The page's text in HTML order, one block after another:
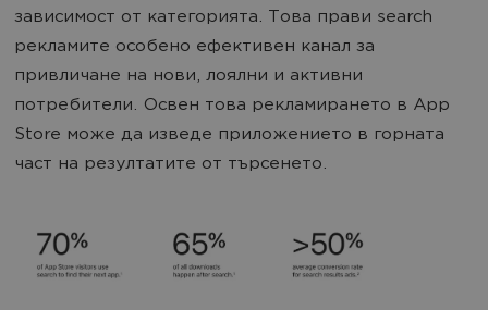
зависимост от категорията. Това прави search
рекламите особено ефективен канал за
привличане на нови, лоялни и активни
потребители. Освен това рекламирането в App
Store може да изведе приложението в горната
част на резултатите от търсенето.